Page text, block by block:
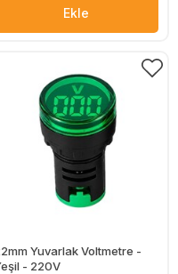
Ekle
Yuvarlak Voltmetre -
- 220V